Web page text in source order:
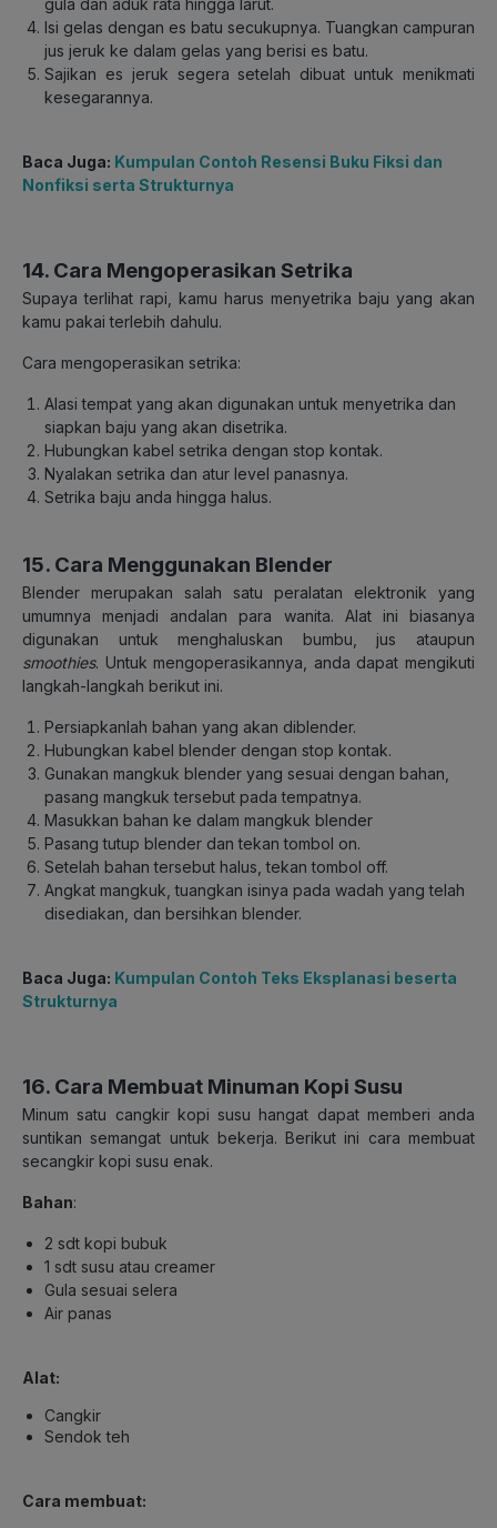
gula dan aduk rata hingga larut.
Isi gelas dengan es batu secukupnya. Tuangkan campuran
jus jeruk ke dalam gelas yang berisi es batu.
Sajikan es jeruk segera setelah dibuat untuk menikmati
kesegarannya.
Baca Juga: Kumpulan Contoh Resensi Buku Fiksi dan
Nonfiksi serta Strukturnya
14. Cara Mengoperasikan Setrika
Supaya terlihat rapi, kamu harus menyetrika baju yang akan
kamu pakai terlebih dahulu.
Cara mengoperasikan setrika:
Alasi tempat yang akan digunakan untuk menyetrika dan
siapkan baju yang akan disetrika.
Hubungkan kabel setrika dengan stop kontak.
Nyalakan setrika dan atur level panasnya.
Setrika baju anda hingga halus.
15. Cara Menggunakan Blender
Blender merupakan salah satu peralatan elektronik yang
umumnya menjadi andalan para wanita. Alat ini biasanya
digunakan untuk menghaluskan bumbu, jus ataupun
smoothies. Untuk mengoperasikannya, anda dapat mengikuti
langkah-langkah berikut ini.
Persiapkanlah bahan yang akan diblender.
Hubungkan kabel blender dengan stop kontak.
Gunakan mangkuk blender yang sesuai dengan bahan,
pasang mangkuk tersebut pada tempatnya.
Masukkan bahan ke dalam mangkuk blender
Pasang tutup blender dan tekan tombol on.
Setelah bahan tersebut halus, tekan tombol off.
Angkat mangkuk, tuangkan isinya pada wadah yang telah
disediakan, dan bersihkan blender.
Baca Juga: Kumpulan Contoh Teks Eksplanasi beserta
Strukturnya
16. Cara Membuat Minuman Kopi Susu
Minum satu cangkir kopi susu hangat dapat memberi anda
suntikan semangat untuk bekerja. Berikut ini cara membuat
secangkir kopi susu enak.
Bahan:
2 sdt kopi bubuk
1 sdt susu atau creamer
Gula sesuai selera
Air panas
Alat:
Cangkir
Sendok teh
Cara membuat: